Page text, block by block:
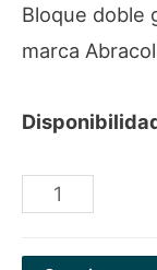
Bloque doble
marca Abracol
BLOQUE
GRANO